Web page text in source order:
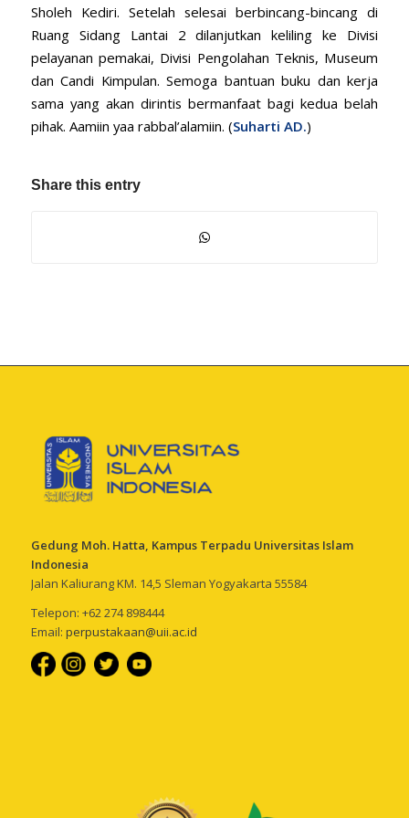
Sholeh Kediri. Setelah selesai berbincang-bincang di
Ruang Sidang Lantai 2 dilanjutkan keliling ke Divisi
pelayanan pemakai, Divisi Pengolahan Teknis, Museum
dan Candi Kimpulan. Semoga bantuan buku dan kerja
sama yang akan dirintis bermanfaat bagi kedua belah
pihak. Aamiin yaa rabbal’alamiin. (Suharti AD.)
Share this entry
Gedung Moh. Hatta, Kampus Terpadu Universitas Islam
Indonesia
Jalan Kaliurang KM. 14,5 Sleman Yogyakarta 55584
Telepon: +62 274 898444
Email: perpustakaan@uii.ac.id